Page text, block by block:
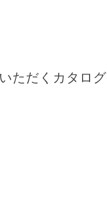
ただくカタロ